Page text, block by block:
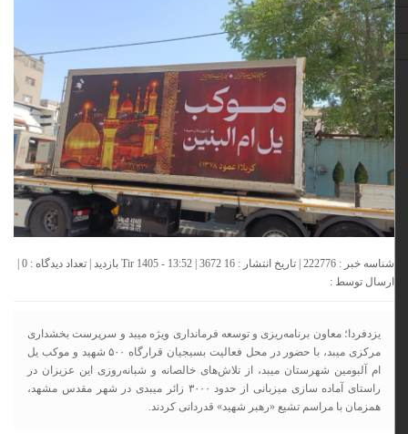
شناسه خبر : 222776 | تاریخ انتشار : 16 Tir 1405 - 13:52 | 3672 بازدید | تعداد دیدگاه : 0
|
ارسال توسط :
یزدفردا؛ معاون برنامه‌ریزی و توسعه فرمانداری ویژه میبد و سرپرست بخشداری
مرکزی میبد، با حضور در محل فعالیت بسیجیان قرارگاه ۵۰۰ شهید و موکب یل
ام آلبومین شهرستان میبد، از تلاش‌های خالصانه و شبانه‌روزی این عزیزان در
راستای آماده سازی میزبانی از حدود ۳۰۰۰ زائر میبدی در شهر مقدس مشهد،
همزمان با مراسم تشیع «رهبر شهید» قدردانی کردند.